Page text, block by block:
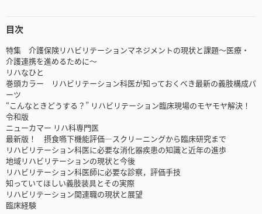
目次
特集 介護保険リハビリテーションマネジメントの現状と課題～医療・
介護連携を進めるために～
リハなひと
巻頭カラー リハビリテーション科医が知っておくべき最新の義肢構成パ
ーツ
“こんなときどうする？” リハビリテーション臨床現場のモヤモヤ解決！
令和版
ニューカマー リハ科専門医
最新版！ 摂食嚥下機能評価―スクリーニングから臨床研究まで
リハビリテーション科医に必要な消化器疾患の知識と近年の進歩
地域リハビリテーションの現状と今後
リハビリテーション科医師に必要な診察，評価手技
知っていてほしい義肢装具とその実際
リハビリテーション関連職の現状と展望
臨床経験